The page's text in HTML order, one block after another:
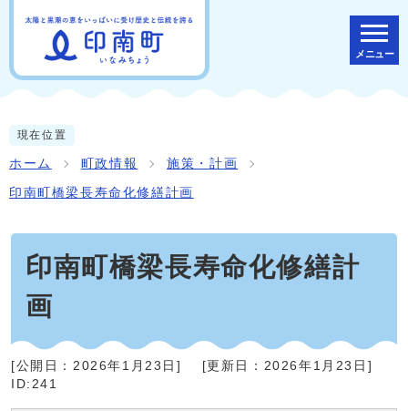
メニュー
現在位置
ホーム 町政情報 施策・計画
印南町橋梁長寿命化修繕計画
印南町橋梁長寿命化修繕計
画
[公開日： 2026年1月23日 ] [更新日： 2026年1月23日 ]
ID:241